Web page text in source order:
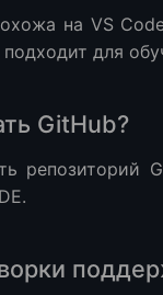
на VS
для
GitHub?
репозиторий